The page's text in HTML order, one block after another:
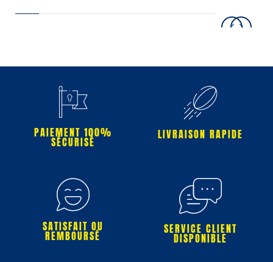
PAIEMENT 100%
SÉCURISÉ
LIVRAISON RAPIDE
SATISFAIT OU
REMBOURSÉ SERVICE CLIENT
DISPONIBLE